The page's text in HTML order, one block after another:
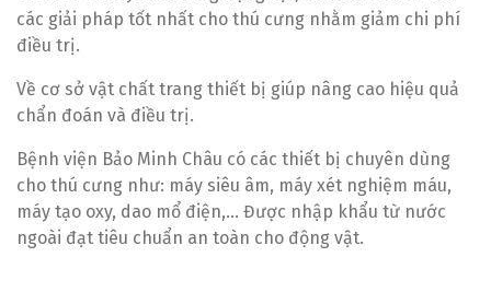
các giải pháp tốt nhất cho thú cưng nhằm giảm chi phí
điều trị.
Về cơ sở vật chất trang thiết bị giúp nâng cao hiệu quả
chẩn đoán và điều trị.
Bệnh viện Bảo Minh Châu có các thiết bị chuyên dùng
cho thú cưng như: máy siêu âm, máy xét nghiệm máu,
máy tạo oxy, dao mổ điện,… Được nhập khẩu từ nước
ngoài đạt tiêu chuẩn an toàn cho động vật.